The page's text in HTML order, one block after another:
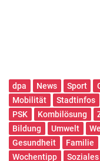
dpa News Sport
Mobilität
Stadtinfos
PSK
Kombilösung
Bildung
Umwelt
Gesundheit
Familie
Wochentipp
Soziales